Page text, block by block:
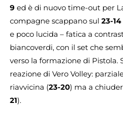
9 ed è di nuovo time-out per
compagne scappano sul 23-14
e poco lucida – fatica a
biancoverdi, con il set che
verso la formazione di Pistola.
reazione di Vero Volley:
riavvicina (23-20) ma a
21).